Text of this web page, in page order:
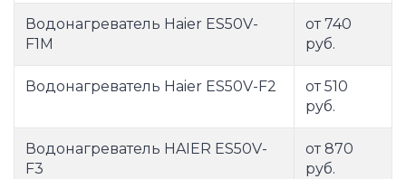
Водонагреватель Haier ES50V-
F1M
от 740
руб.
Водонагреватель Haier ES50V-F2
от 510
руб.
Водонагреватель HAIER ES50V-
F3
от 870
руб.